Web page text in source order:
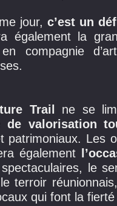
jour, c’est un
également la
en compagnie
Trail ne se
de valorisation
patrimoniaux. Les
également
le
terroir
qui font la